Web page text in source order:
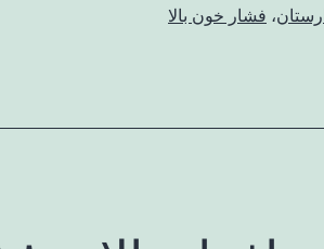
، فشار خون بالا